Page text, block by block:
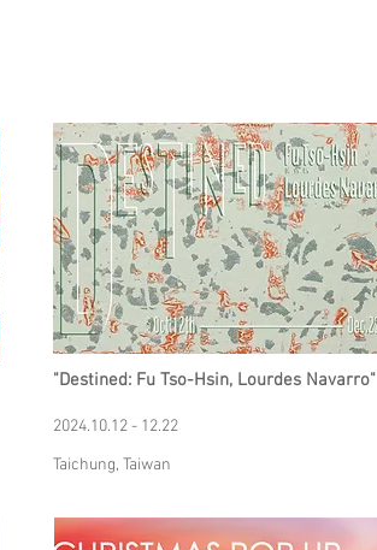
"Destined: Fu Tso-Hsin, Lourdes Navarro"
2024.10.12 - 12.22
Taichung, Taiwan